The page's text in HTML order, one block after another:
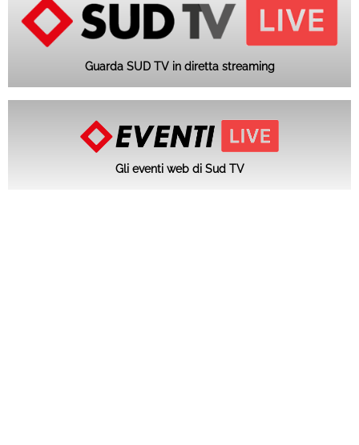
Guarda SUD TV in diretta streaming
Gli eventi web di Sud TV